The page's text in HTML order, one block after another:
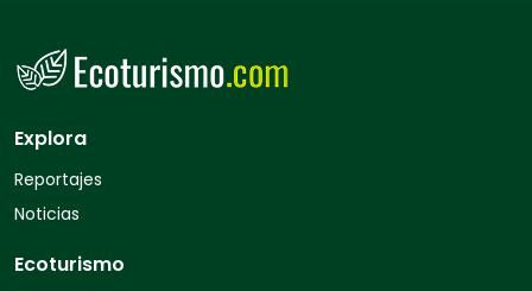
Explora
Reportajes
Noticias
Ecoturismo